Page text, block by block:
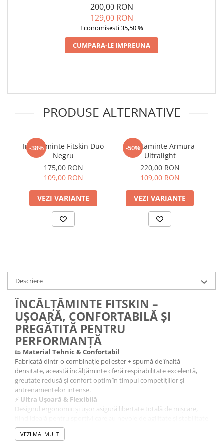
200,00 RON
129,00 RON
Economisesti 35,50 %
CUMPARA-LE IMPREUNA
PRODUSE ALTERNATIVE
-38%
Incaltaminte Fitskin Duo
Negru
175,00 RON
109,00 RON
VEZI VARIANTE
-50%
Incaltaminte Armura
Ultralight
220,00 RON
109,00 RON
VEZI VARIANTE
Descriere
ÎNCĂLȚĂMINTE FITSKIN –
UȘOARĂ, CONFORTABILĂ ȘI
PREGĂTITĂ PENTRU
PERFORMANȚĂ
👟 Material Tehnic & Confortabil
Fabricată dintr-o combinație poliester + spumă de înaltă
densitate, această încălțăminte oferă respirabilitate excelentă,
greutate redusă și confort optim în timpul competițiilor și
antrenamentelor intense.
⚡ Ultra Ușoară & Flexibilă
Designul ergonomic și ușor asigură libertate totală de mișcare,
pe orice suprafață.
🎨Design Modern & Versatil – Gri/Alb
VEZI MAI MULT